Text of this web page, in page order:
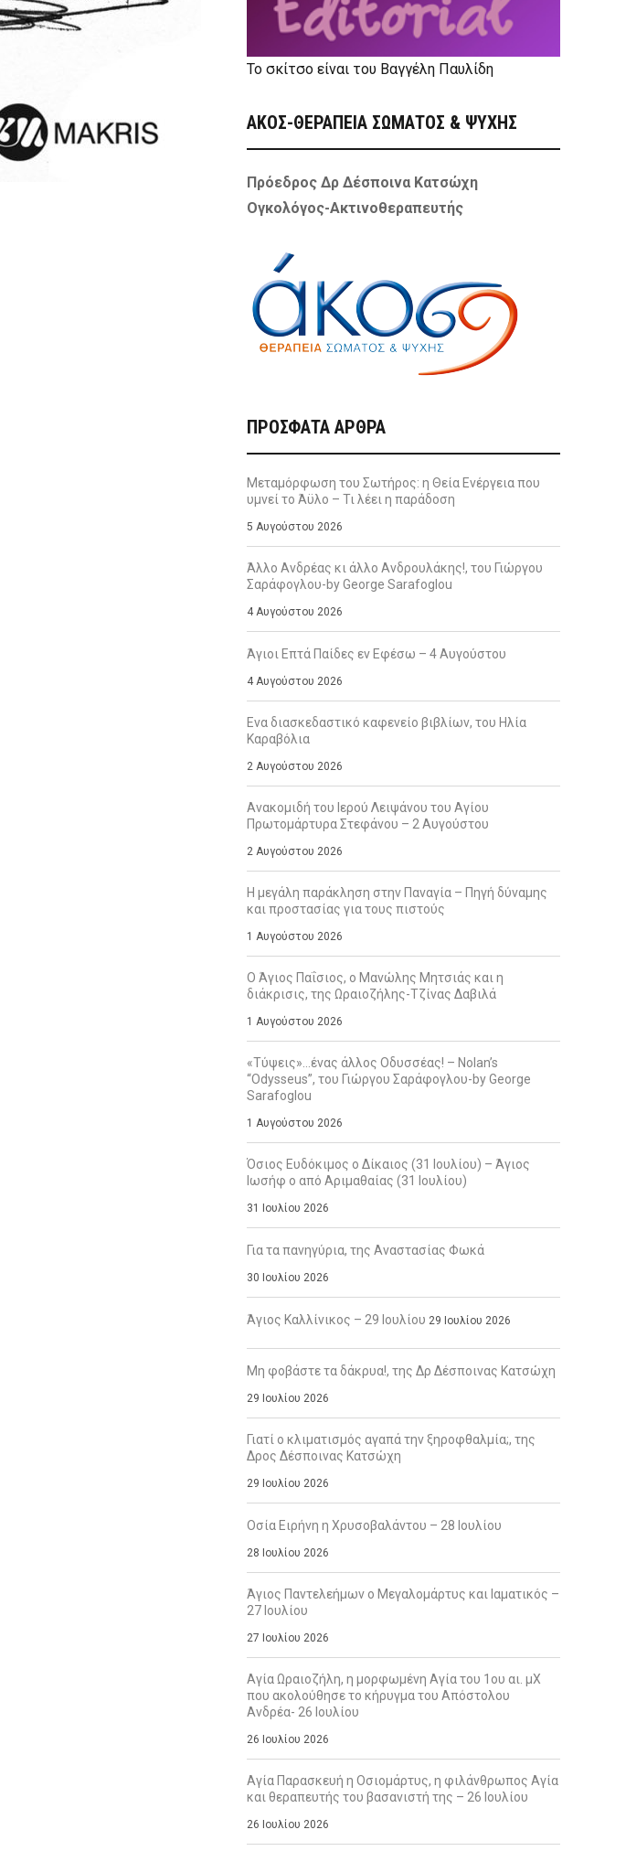
Το σκίτσο είναι του Βαγγέλη Παυλίδη
ΑΚΟΣ-ΘΕΡΑΠΕΙΑ ΣΩΜΑΤΟΣ & ΨΥΧΗΣ
Πρόεδρος Δρ Δέσποινα Κατσώχη
Ογκολόγος-Ακτινοθεραπευτής
ΠΡΌΣΦΑΤΑ ΆΡΘΡΑ
Μεταμόρφωση του Σωτήρος: η Θεία Ενέργεια που
υμνεί το Άϋλο – Τι λέει η παράδοση
5 Αυγούστου 2026
Άλλο Ανδρέας κι άλλο Ανδρουλάκης!, του Γιώργου
Σαράφογλου-by George Sarafoglou
4 Αυγούστου 2026
Άγιοι Επτά Παίδες εν Εφέσω – 4 Αυγούστου
4 Αυγούστου 2026
Ενα διασκεδαστικό καφενείο βιβλίων, του Ηλία
Καραβόλια
2 Αυγούστου 2026
Ανακομιδή του Ιερού Λειψάνου του Αγίου
Πρωτομάρτυρα Στεφάνου – 2 Αυγούστου
2 Αυγούστου 2026
Η μεγάλη παράκληση στην Παναγία – Πηγή δύναμης
και προστασίας για τους πιστούς
1 Αυγούστου 2026
Ο Άγιος Παΐσιος, ο Μανώλης Μητσιάς και η
διάκρισις, της Ωραιοζήλης-Τζίνας Δαβιλά
1 Αυγούστου 2026
«Τύψεις»…ένας άλλος Οδυσσέας! – Nolan’s
“Odysseus”, του Γιώργου Σαράφογλου-by George
Sarafoglou
1 Αυγούστου 2026
Όσιος Ευδόκιμος ο Δίκαιος (31 Ιουλίου) – Άγιος
Ιωσήφ ο από Αριμαθαίας (31 Ιουλίου)
31 Ιουλίου 2026
Για τα πανηγύρια, της Αναστασίας Φωκά
30 Ιουλίου 2026
Άγιος Καλλίνικος – 29 Ιουλίου 29 Ιουλίου 2026
Μη φοβάστε τα δάκρυα!, της Δρ Δέσποινας Κατσώχη
29 Ιουλίου 2026
Γιατί ο κλιματισμός αγαπά την ξηροφθαλμία;, της
Δρος Δέσποινας Κατσώχη
29 Ιουλίου 2026
Οσία Ειρήνη η Χρυσοβαλάντου – 28 Ιουλίου
28 Ιουλίου 2026
Άγιος Παντελεήμων ο Μεγαλομάρτυς και Ιαματικός –
27 Ιουλίου
27 Ιουλίου 2026
Αγία Ωραιοζήλη, η μορφωμένη Αγία του 1ου αι. μΧ
που ακολούθησε το κήρυγμα του Απόστολου
Ανδρέα- 26 Ιουλίου
26 Ιουλίου 2026
Αγία Παρασκευή η Οσιομάρτυς, η φιλάνθρωπος Αγία
και θεραπευτής του βασανιστή της – 26 Ιουλίου
26 Ιουλίου 2026